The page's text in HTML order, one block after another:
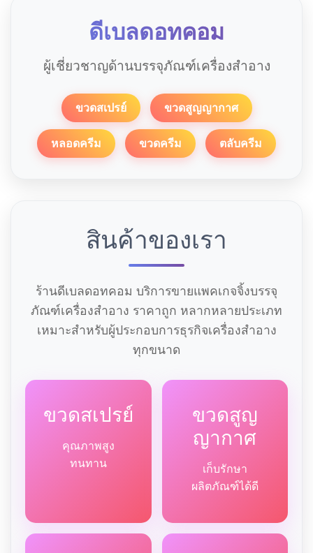
ดีเบลดอทคอม
ผู้เชี่ยวชาญด้านบรรจุภัณฑ์เครื่องสำอาง
ขวดสเปรย์ ขวดสูญญากาศ
หลอดครีม ขวดครีม ตลับครีม
สินค้าของเรา
ร้านดีเบลดอทคอม บริการขายแพคเกจจิ้งบรรจุ
ภัณฑ์เครื่องสำอาง ราคาถูก หลากหลายประเภท
เหมาะสำหรับผู้ประกอบการธุรกิจเครื่องสำอาง
ทุกขนาด
ขวดสเปรย์
คุณภาพสูง
ทนทาน
ขวดสูญ
ญากาศ
เก็บรักษา
ผลิตภัณฑ์ได้ดี